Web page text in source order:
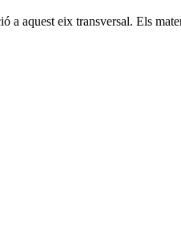
a aquest eix transversal. Els